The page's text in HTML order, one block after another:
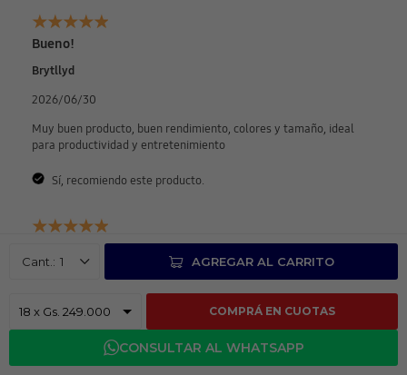
1 AGREGAR AL CARRITO
COMPRÁ EN CUOTAS
CONSULTAR AL WHATSAPP
Bueno!
Brytllyd
2026/06/30
Muy buen producto, buen rendimiento, colores y tamaño, ideal
para productividad y entretenimiento
Sí, recomiendo este producto.
Tengo un mes de tener la tableta, estoy muy satisfecho, es
liviana, ágil y compacta para el uso que le brindo, utilizo
ofimatica 365, correo electrónico, redes sociales y sobre todo